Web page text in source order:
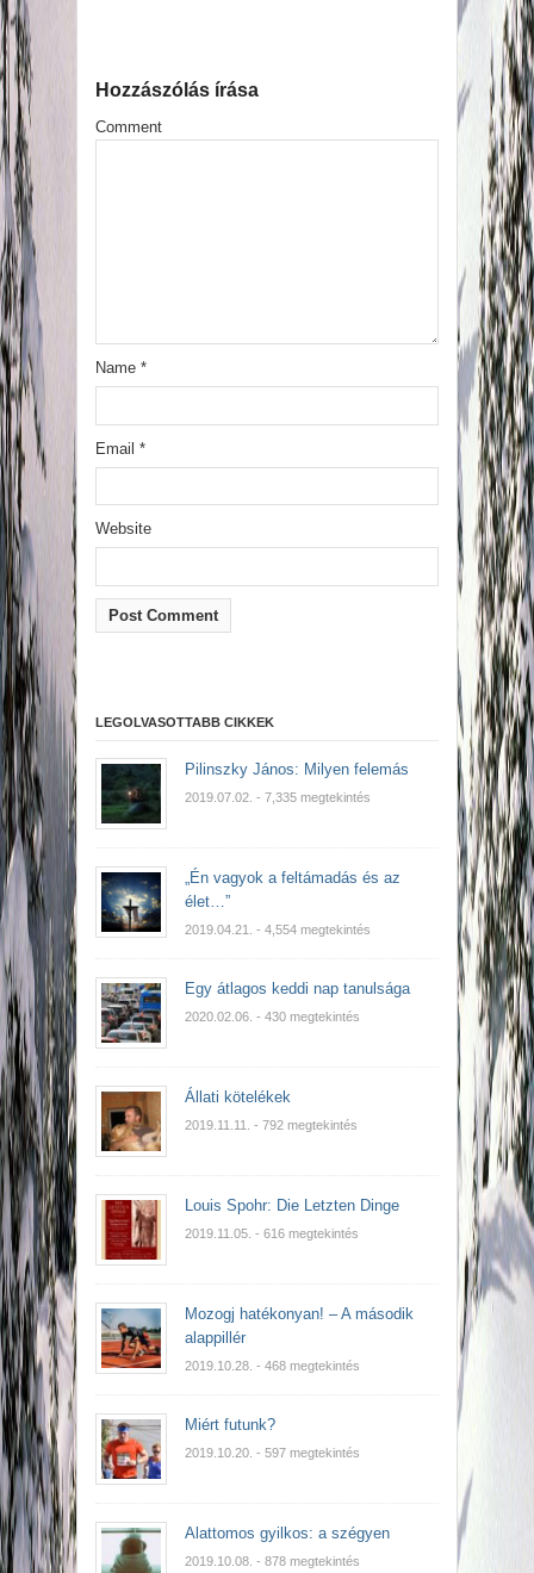
Hozzászólás írása
Comment
Name *
Email *
Website
LEGOLVASOTTABB CIKKEK
Pilinszky János: Milyen felemás
2019.07.02. - 7,335 megtekintés
„Én vagyok a feltámadás és az
élet…”
2019.04.21. - 4,554 megtekintés
Egy átlagos keddi nap tanulsága
2020.02.06. - 430 megtekintés
Állati kötelékek
2019.11.11. - 792 megtekintés
Louis Spohr: Die Letzten Dinge
2019.11.05. - 616 megtekintés
Mozogj hatékonyan! – A második
alappillér
2019.10.28. - 468 megtekintés
Miért futunk?
2019.10.20. - 597 megtekintés
Alattomos gyilkos: a szégyen
2019.10.08. - 878 megtekintés